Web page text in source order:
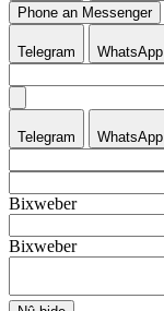
Phone an Messenger
Telegram WhatsApp
Telegram WhatsApp
Bixweber
Bixweber